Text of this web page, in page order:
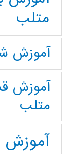
متلب
آموزش
آموزش
متلب